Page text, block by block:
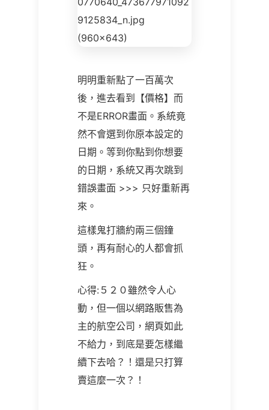
明明重新點了一百萬次
後，進去看到【價格】而
不是ERROR畫面。系統竟
然不會選到你原本設定的
日期。等到你點到你想要
的日期，系統又再次跳到
錯誤畫面 >>> 只好重新再
來。
這樣鬼打牆約兩三個鐘
頭，再有耐心的人都會抓
狂。
心得:５２０雖然令人心
動，但一個以網路販售為
主的航空公司，網頁如此
不給力，到底是要怎樣繼
續下去哈？！還是只打算
賣這麼一次？！